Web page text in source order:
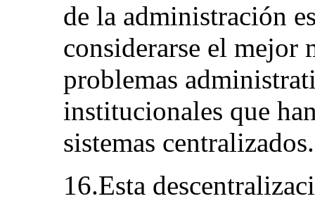
de la administración
considerarse el mejor
problemas
institucionales que
sistemas centralizados.
16.Esta